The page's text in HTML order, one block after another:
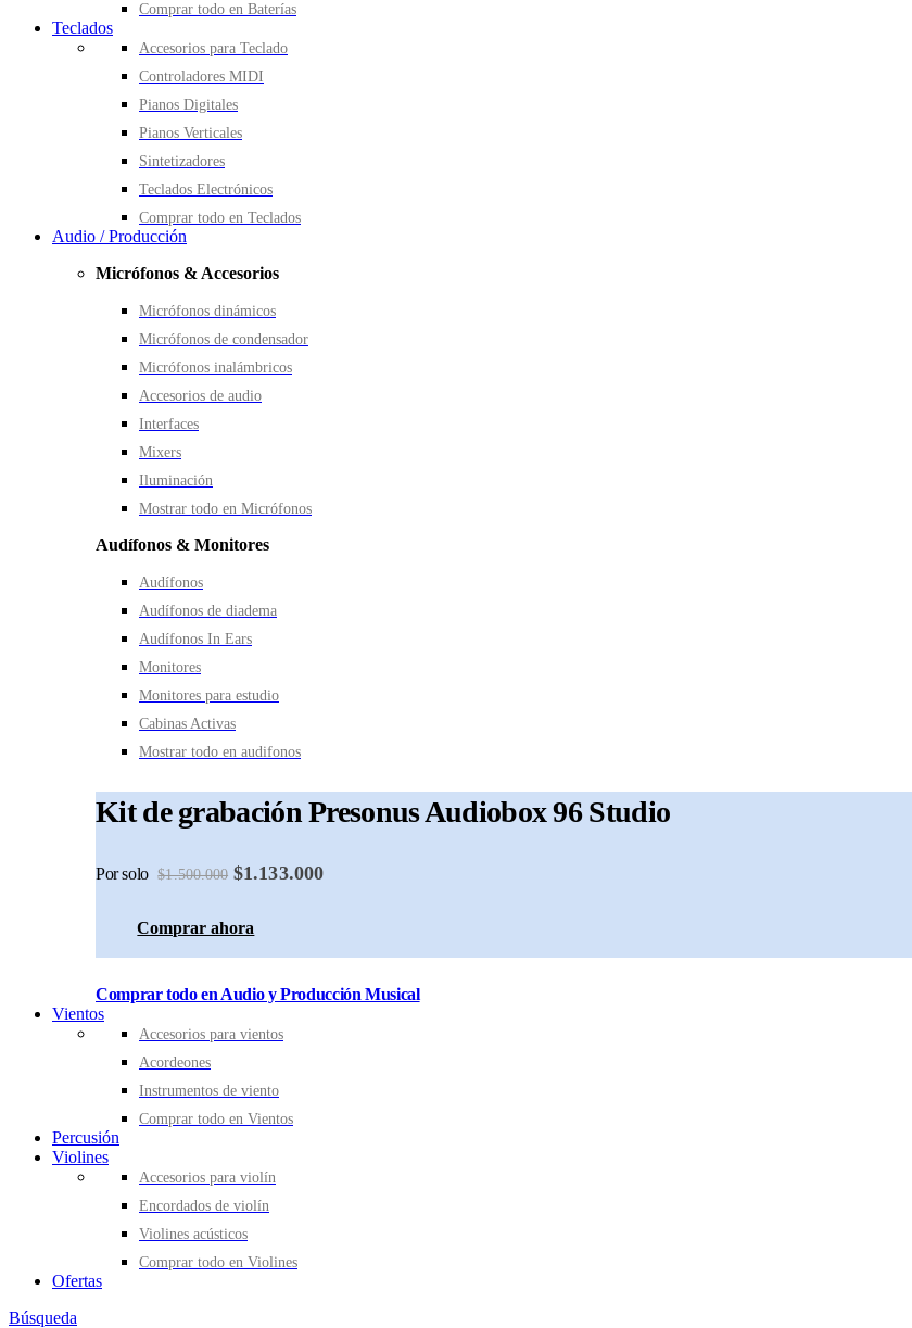
Comprar todo en Baterías
Teclados
Accesorios para Teclado
Controladores MIDI
Pianos Digitales
Pianos Verticales
Sintetizadores
Teclados Electrónicos
Comprar todo en Teclados
Audio / Producción
Micrófonos & Accesorios
Micrófonos dinámicos
Micrófonos de condensador
Micrófonos inalámbricos
Accesorios de audio
Interfaces
Mixers
Iluminación
Mostrar todo en Micrófonos
Audífonos & Monitores
Audífonos
Audífonos de diadema
Audífonos In Ears
Monitores
Monitores para estudio
Cabinas Activas
Mostrar todo en audifonos
Kit de grabación Presonus Audiobox 96 Studio
Por solo $1.500.000 $1.133.000
Comprar ahora
Comprar todo en Audio y Producción Musical
Vientos
Accesorios para vientos
Acordeones
Instrumentos de viento
Comprar todo en Vientos
Percusión
Violines
Accesorios para violín
Encordados de violín
Violines acústicos
Comprar todo en Violines
Ofertas
Búsqueda